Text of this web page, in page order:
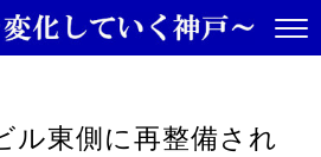
ル東側に再整備され